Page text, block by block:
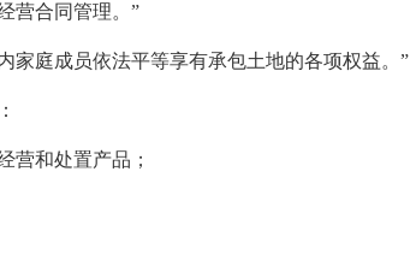
营合同管理。”
家庭成员依法平等享有承包土地的各项权益。”
营和处置产品；